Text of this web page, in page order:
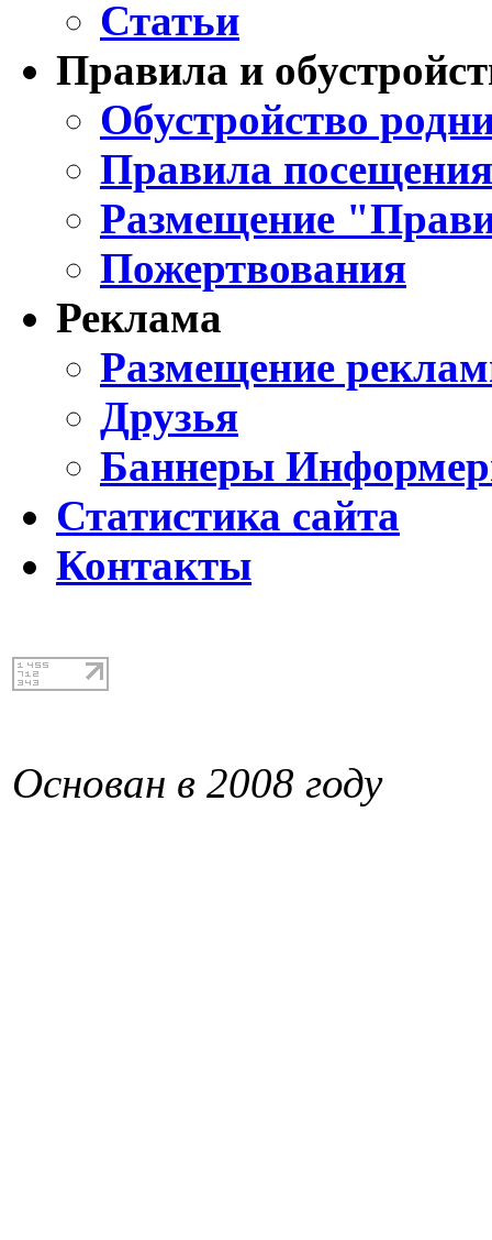
Статьи
Правила и
Обустройство
Правила
Размещение
Пожертвования
Реклама
Размещение
Друзья
Баннеры
Статистика сайта
Контакты
Основан в 2008 году